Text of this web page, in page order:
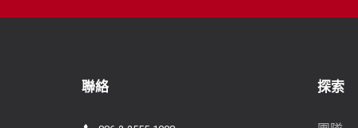
聯絡 探索